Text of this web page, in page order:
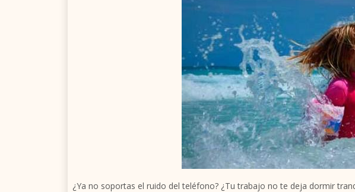
¿Ya no soportas el ruido del teléfono? ¿Tu trabajo no te deja dormir